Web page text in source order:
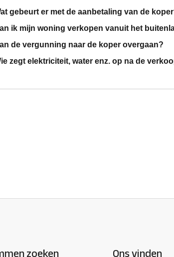
gebeurt er met de aanbetaling van de
ik mijn woning verkopen vanuit het
de vergunning naar de koper overgaan?
zegt elektriciteit, water enz. op na de